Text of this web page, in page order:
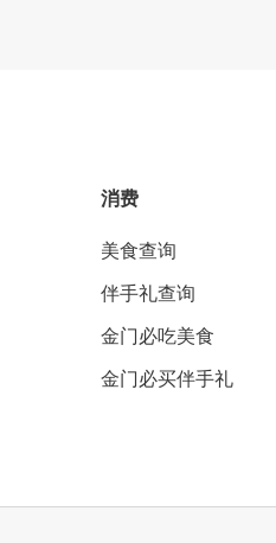
消费
美食查询
伴手礼查询
金门必吃美食
金门必买伴手礼